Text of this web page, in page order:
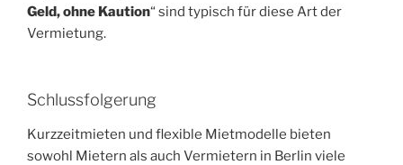
Geld, ohne Kaution“ sind typisch für diese Art der
Vermietung.
Schlussfolgerung
Kurzzeitmieten und flexible Mietmodelle bieten
sowohl Mietern als auch Vermietern in Berlin viele